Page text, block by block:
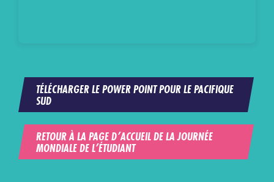
TÉLÉCHARGER LE POWER POINT POUR LE PACIFIQUE
SUD
RETOUR À LA PAGE D’ACCUEIL DE LA JOURNÉE
MONDIALE DE L’ÉTUDIANT